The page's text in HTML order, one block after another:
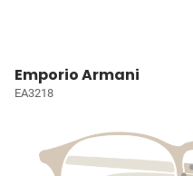
Emporio Armani
EA3218